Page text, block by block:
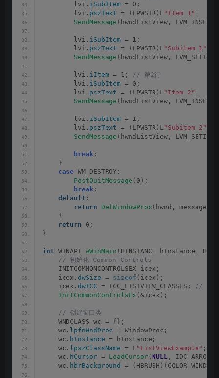
        lvi.
iSubItem = 0;
        lvi.
pszText = ( LPWSTR ) L "Item 1" ;
SendMessage ( hwndListView,
        lvi.
iSubItem = 1;
        lvi.
pszText = ( LPWSTR ) L "Subitem 1"
SendMessage ( hwndListView,
        lvi.
iItem = 1;
// 第2行
        lvi.
iSubItem = 0;
        lvi.
pszText = ( LPWSTR ) L "Item 2" ;
SendMessage ( hwndListView,
        lvi.
iSubItem = 1;
        lvi.
pszText = ( LPWSTR ) L "Subitem 2"
SendMessage ( hwndListView,
break ;
}
case WM_DESTROY:
PostQuitMessage ( 0 ) ;
break ;
default :
return
DefWindowProc ( hwnd, message,
}
return 0;
}
int WINAPI wWinMain ( HINSTANCE hInstance,
// 初始化 Common Controls
    INITCOMMONCONTROLSEX icex;
    icex.
dwSize = sizeof ( icex ) ;
    icex.
dwICC = ICC_LISTVIEW_CLASSES;
// 初
InitCommonControlsEx ( &icex ) ;
// 创建窗口类
    WNDCLASS wc =
{} ;
    wc.
lpfnWndProc = WindowProc;
    wc.
hInstance = hInstance;
    wc.
lpszClassName = L "ListViewExample" ;
    wc.
hCursor = LoadCursor ( NULL , IDC_ARROW
    wc.
hbrBackground = ( HBRUSH )(